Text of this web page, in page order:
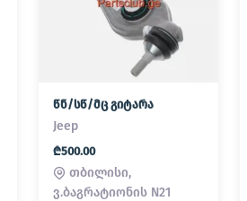
წნ/სწ/მც გიტარა
Jeep
₾500.00
თბილისი,
ვ.ბაგრატიონის N21